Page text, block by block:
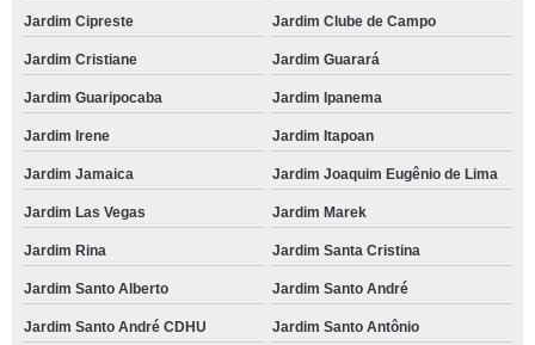
Jardim Cipreste Jardim Clube de Campo
Jardim Cristiane Jardim Guarará
Jardim Guaripocaba Jardim Ipanema
Jardim Irene Jardim Itapoan
Jardim Jamaica Jardim Joaquim Eugênio de Lima
Jardim Las Vegas Jardim Marek
Jardim Rina Jardim Santa Cristina
Jardim Santo Alberto Jardim Santo André
Jardim Santo André CDHU Jardim Santo Antônio